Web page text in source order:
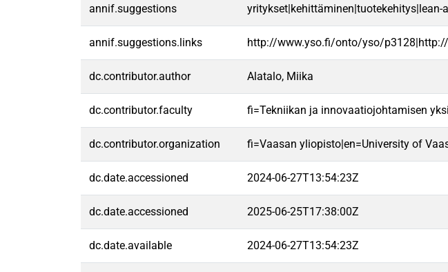
annif.suggestions
annif.suggestions.links http://www.yso.fi/onto/yso/
dc.contributor.author Alatalo, Miika
dc.contributor.faculty fi=Tekniikan ja innovaatiojohtamisen
dc.contributor.organization fi=Vaasan yliopisto|en=University of
dc.date.accessioned 2024-06-27T13:54:23Z
dc.date.accessioned 2025-06-25T17:38:00Z
dc.date.available 2024-06-27T13:54:23Z